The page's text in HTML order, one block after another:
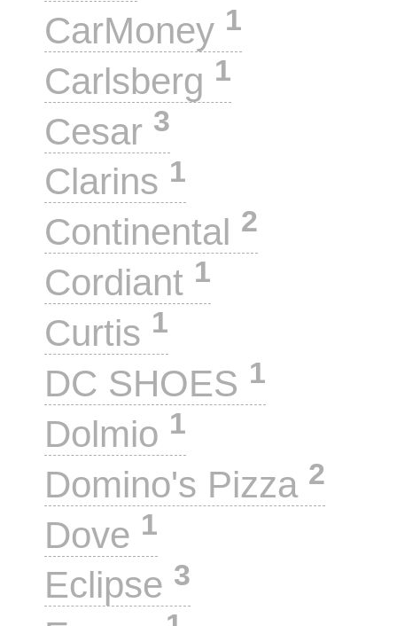
CarMoney 1
Carlsberg 1
Cesar 3
Clarins 1
Continental 2
Cordiant 1
Curtis 1
DC SHOES 1
Dolmio 1
Domino's Pizza 2
Dove 1
Eclipse 3